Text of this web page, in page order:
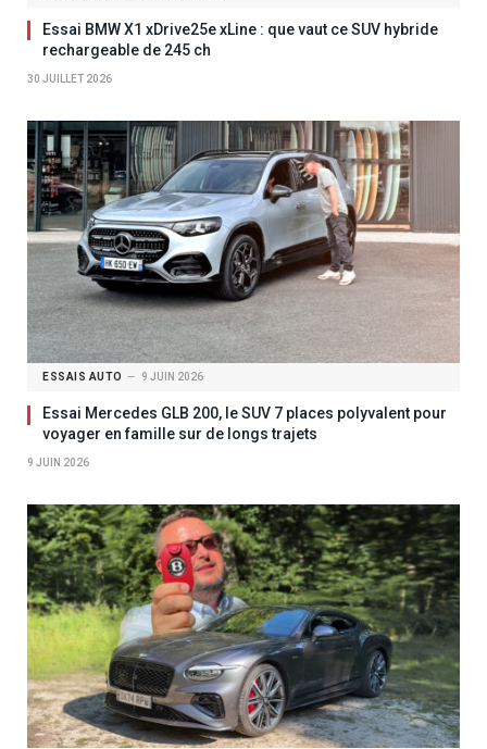
Essai BMW X1 xDrive25e xLine : que vaut ce SUV hybride
rechargeable de 245 ch
30 JUILLET 2026
ESSAIS AUTO 9 JUIN 2026
Essai Mercedes GLB 200, le SUV 7 places polyvalent pour
voyager en famille sur de longs trajets
9 JUIN 2026